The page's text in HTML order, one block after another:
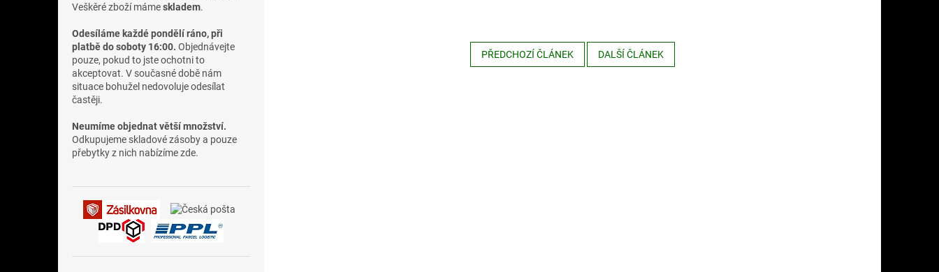
Veškěré zboží mámeskladem.
Odesíláme každé pondělí ráno, při
platbě do soboty 16:00. Objednávejte
pouze, pokud to jste ochotni to
akceptovat. V současné době nám
situace bohužel nedovoluje odesílat
častěji.
Neumíme objednat větší množství.
Odkupujeme skladové zásoby a pouze
přebytky z nich nabízíme zde.
PŘEDCHOZÍ ČLÁNEK DALŠÍ ČLÁNEK